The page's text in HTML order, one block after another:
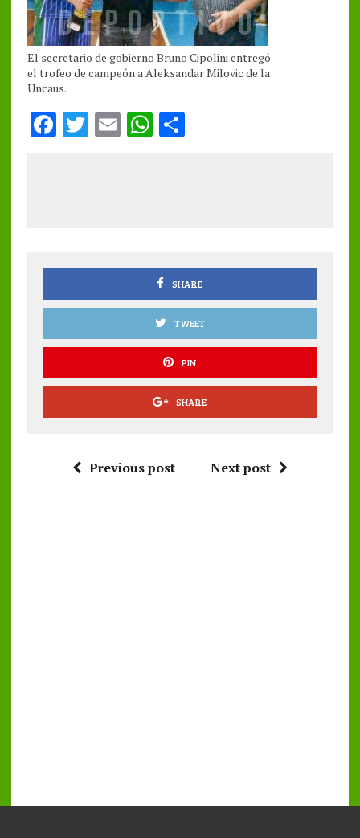
El secretario de gobierno Bruno Cipolini entregó
el trofeo de campeón a Aleksandar Milovic de la
Uncaus.
F
k
T E W
p
S
SHARE
TWEET
PIN
SHARE
Previous post Next post